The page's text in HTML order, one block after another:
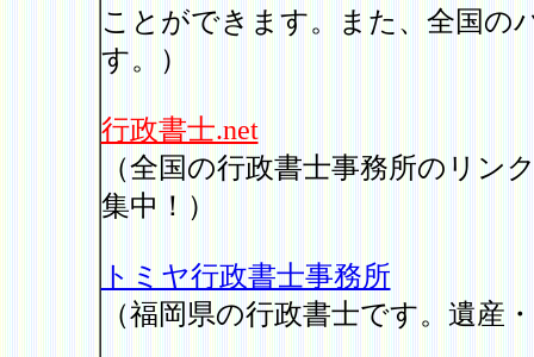
ことができます。また、全国の
す。）
行政書士.net
（全国の行政書士事務所のリン
集中！）
トミヤ行政書士事務所
（福岡県の行政書士です。遺産